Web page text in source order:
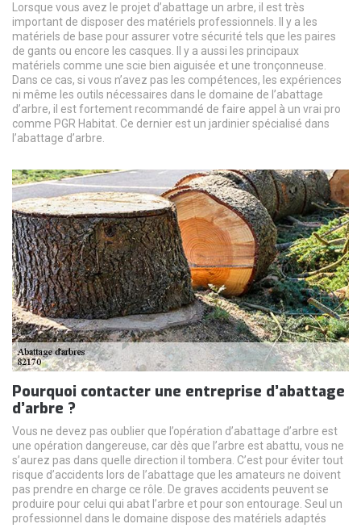
Lorsque vous avez le projet d’abattage un arbre, il est très
important de disposer des matériels professionnels. Il y a les
matériels de base pour assurer votre sécurité tels que les paires
de gants ou encore les casques. Il y a aussi les principaux
matériels comme une scie bien aiguisée et une tronçonneuse.
Dans ce cas, si vous n’avez pas les compétences, les expériences
ni même les outils nécessaires dans le domaine de l’abattage
d’arbre, il est fortement recommandé de faire appel à un vrai pro
comme PGR Habitat. Ce dernier est un jardinier spécialisé dans
l’abattage d’arbre.
Pourquoi contacter une entreprise d’abattage
d’arbre ?
Vous ne devez pas oublier que l’opération d’abattage d’arbre est
une opération dangereuse, car dès que l’arbre est abattu, vous ne
s’aurez pas dans quelle direction il tombera. C’est pour éviter tout
risque d’accidents lors de l’abattage que les amateurs ne doivent
pas prendre en charge ce rôle. De graves accidents peuvent se
produire pour celui qui abat l’arbre et pour son entourage. Seul un
professionnel dans le domaine dispose des matériels adaptés